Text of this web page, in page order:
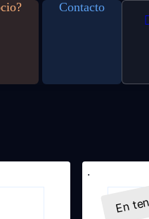
Contacto